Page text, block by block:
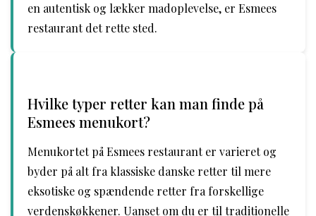
en autentisk og lækker madoplevelse, er Esmees
restaurant det rette sted.
Hvilke typer retter kan man finde på
Esmees menukort?
Menukortet på Esmees restaurant er varieret og
byder på alt fra klassiske danske retter til mere
eksotiske og spændende retter fra forskellige
verdenskøkkener. Uanset om du er til traditionelle